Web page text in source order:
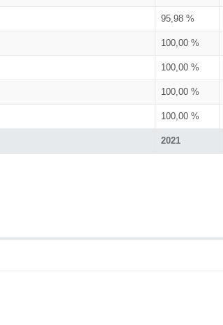
2021
95,98 %
100,00 %
100,00 %
100,00 %
100,00 %